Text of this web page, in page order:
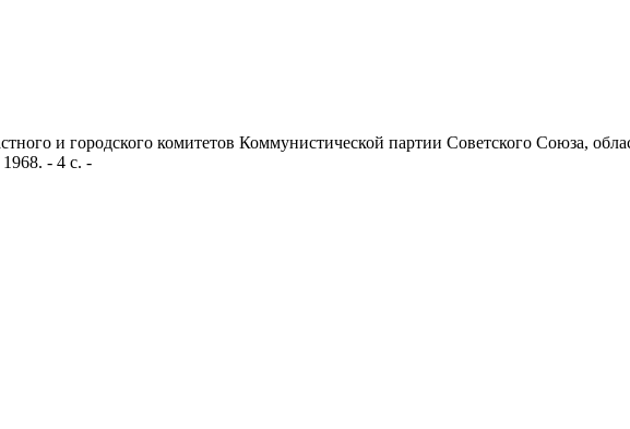
и городского комитетов Коммунистической партии Советского Союза,
- 4 с. -